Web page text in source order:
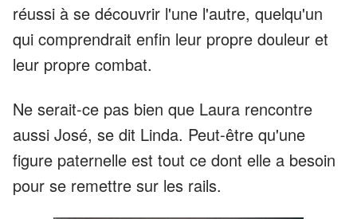
réussi à se découvrir l'une l'autre, quelqu'un
qui comprendrait enfin leur propre douleur et
leur propre combat.
Ne serait-ce pas bien que Laura rencontre
aussi José, se dit Linda. Peut-être qu'une
figure paternelle est tout ce dont elle a besoin
pour se remettre sur les rails.